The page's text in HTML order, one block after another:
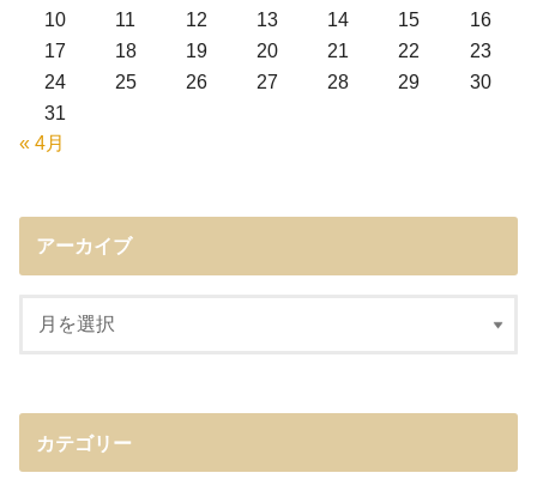
10
11 12 13 14 15
16
17
18 19 20 21 22
23
24
25 26 27 28 29
30
31
« 4月
アーカイブ
カテゴリー